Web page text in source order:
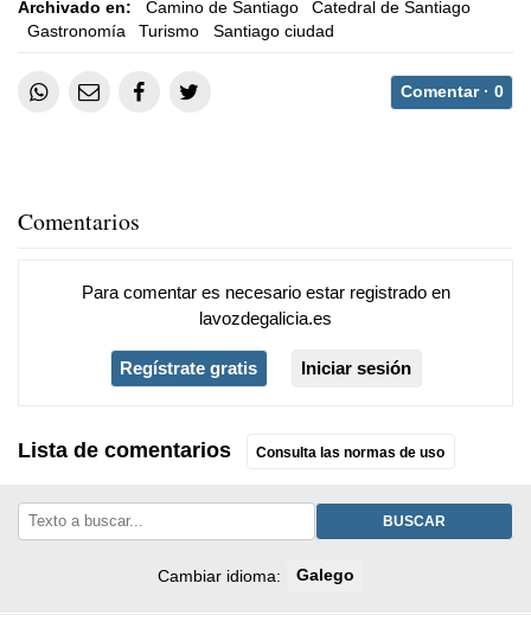
Archivado en: Camino de Santiago
Catedral de Santiago
Gastronomía
Turismo Santiago ciudad
Comentar · 0
Comentarios
Para comentar es necesario estar registradoen
lavozdegalicia.es
Regístrate gratis Iniciar sesión
Lista de comentarios Consulta las normas de uso
BUSCAR
Cambiar idioma: Galego